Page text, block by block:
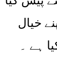
خیال
ہے ۔